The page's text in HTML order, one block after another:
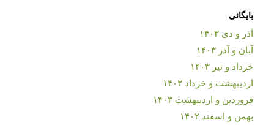
بایگانی
آذر و دی ۱۴۰۳
آبان و آذر ۱۴۰۳
خرداد و تیر ۱۴۰۳
اردیبهشت و خرداد ۱۴۰۳
فروردین و اردیبهشت ۱۴۰۳
بهمن و اسفند ۱۴۰۲